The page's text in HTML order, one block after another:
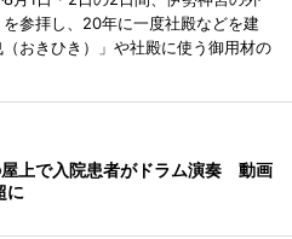
参拝し、20年に一度社殿などを建
おきひき）」や社殿に使う御用材の
上で入院患者がドラム演奏 動画
に